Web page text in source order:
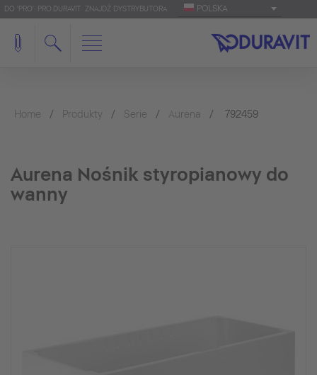
DO 'PRO': PRO.DURAVIT ZNAJDŹ DYSTRYBUTORA POLSKA
Home Produkty Serie Aurena 792459
Aurena Nośnik styropianowy do
wanny